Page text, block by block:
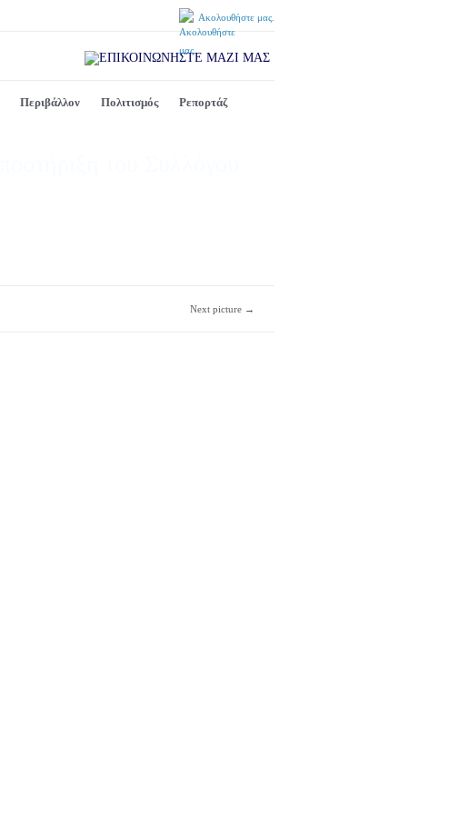
Ακολουθήστε μας.
Περιβάλλον Πολιτισμός
Ρεπορτάζ
Next picture →